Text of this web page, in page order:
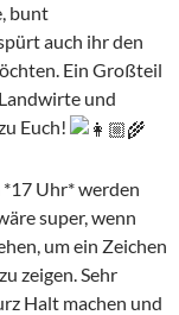
bunt
auch ihr den
Ein Großteil
und
Euch!
Uhr* werden
super, wenn
um ein Zeichen
zeigen. Sehr
Halt machen und